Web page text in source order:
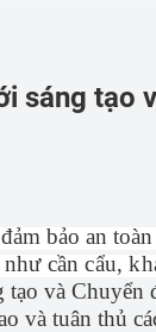
Sở Khoa học và
Thông
Ấn
Bảo vệ
sáng tạo
bảo an
cần cẩu,
và Chuyển
và tuân thủ